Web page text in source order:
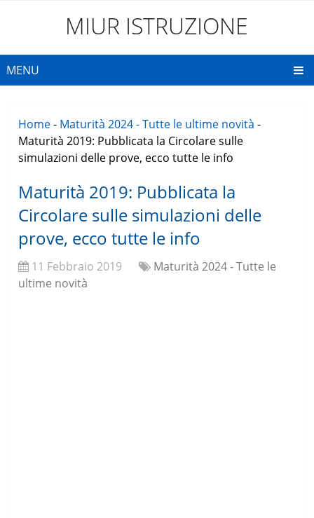
MIUR ISTRUZIONE
MENU
Home- Maturità 2024 - Tutte le ultime novità -
Maturità 2019: Pubblicata la Circolare sulle
simulazioni delle prove, ecco tutte le info
Maturità 2019: Pubblicata la
Circolare sulle simulazioni delle
prove, ecco tutte le info
11 Febbraio 2019
Maturità 2024 - Tutte le
ultime novità